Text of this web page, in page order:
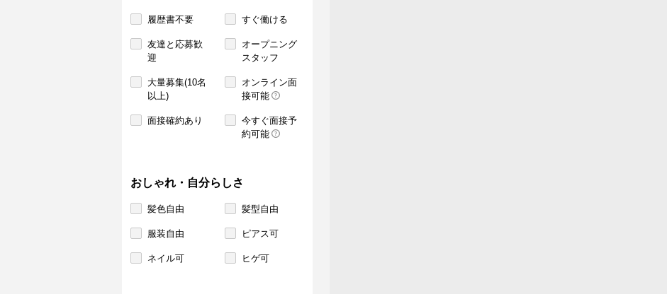
履歴書不要 すぐ働ける
友達と応募歓
迎
オープニング
スタッフ
大量募集(10名
以上)
オンライン面
接可能
面接確約あり
今すぐ面接予
約可能
おしゃれ・自分らしさ
髪色自由 髪型自由
服装自由 ピアス可
ネイル可 ヒゲ可